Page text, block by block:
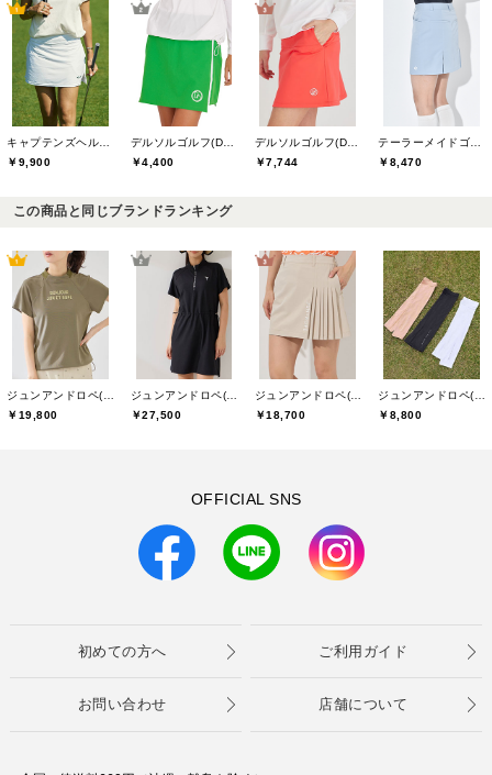
￥9,900
￥4,400
￥7,744
￥8,470
この商品と同じブランドランキング
￥19,800
￥27,500
￥18,700
￥8,800
OFFICIAL SNS
初めての方へ ご利用ガイド
お問い合わせ 店舗について